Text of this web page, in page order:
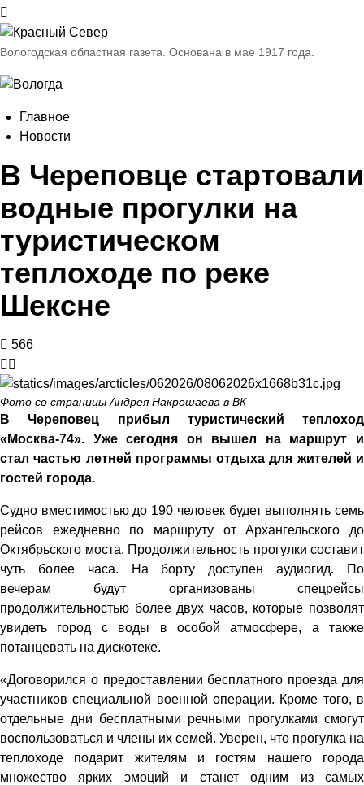
Вологодская областная газета. Основана в мае 1917 года.
Главное
Новости
В Череповце стартовали
водные прогулки на
туристическом
теплоходе по реке
Шексне
566
Фото со страницы Андрея Накрошаева в ВК
В Череповец прибыл туристический теплоход
«Москва-74». Уже сегодня он вышел на маршрут и
стал частью летней программы отдыха для жителей и
гостей города.
Судно вместимостью до 190 человек будет выполнять семь
рейсов ежедневно по маршруту от Архангельского до
Октябрьского моста. Продолжительность прогулки составит
чуть более часа. На борту доступен аудиогид. По
вечерам будут организованы спецрейсы
продолжительностью более двух часов, которые позволят
увидеть город с воды в особой атмосфере, а также
потанцевать на дискотеке.
«Договорился о предоставлении бесплатного проезда для
участников специальной военной операции. Кроме того, в
отдельные дни бесплатными речными прогулками смогут
воспользоваться и члены их семей. Уверен, что прогулка на
теплоходе подарит жителям и гостям нашего города
множество ярких эмоций и станет одним из самых